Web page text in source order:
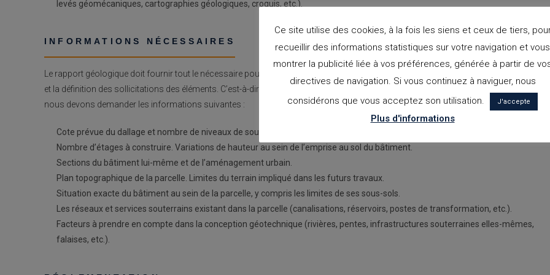
levés géomécaniques, cartographies géologiques, croquis, etc.).
INFORMATIONS NÉCESSAIRES
Le rapport géologique doit fournir tout le nécessaire pour la fondation du bâtiment, les activités nécessaires à sa propre construction
et la définition des sollicitations des éléments. C’est-à-dire qu’au moment de demander un rapport sur l’étude géotechnique du terrain,
nous devons demander les informations suivantes :
Cote prévue du dallage et nombre de niveaux de sous-sol.
Nombre d’étages à construire. Variations de hauteur au sein de l’emprise au sol du bâtiment.
Sections du bâtiment lui-même et de l’aménagement urbain.
Plan topographique de la parcelle. Limites du terrain impliqué dans les futurs travaux.
Situation exacte du bâtiment au sein de la parcelle, y compris les limites de ses sous-sols.
Les réseaux et services souterrains existant dans la parcelle (canalisations, réservoirs, postes de transformation, etc.).
Facteurs à prendre en compte dans la conception géotechnique (rivières, pentes, infrastructures souterraines elles-mêmes,
falaises, etc.).
Ce site utilise des cookies, à la fois les siens et ceux de tiers,
recueillir des informations statistiques sur votre navigation et vous
montrer la publicité liée à vos préférences, générée à partir de
directives de navigation. Si vous continuez à naviguer, nous
considérons que vous acceptez son utilisation.
J'accepte
Plus d'informations